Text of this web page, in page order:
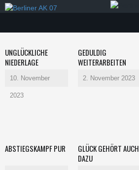
UNGLÜCKLICHE
NIEDERLAGE
10. November
2023
GEDULDIG
WEITERARBEITEN
2. November 2023
ABSTIEGSKAMPF PUR
GLÜCK GEHÖRT AUCH
DAZU